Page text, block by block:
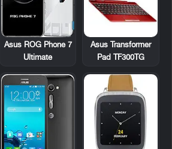
Asus Transformer
Pad TF300TG
Asus ROG Phone 7
Ultimate